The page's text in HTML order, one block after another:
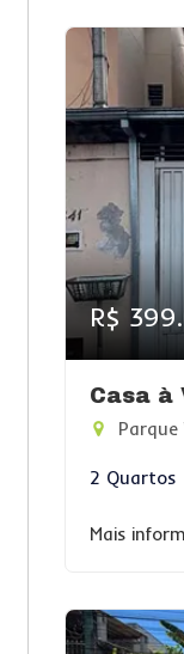
R$
Casa à
2 Quartos
Mais